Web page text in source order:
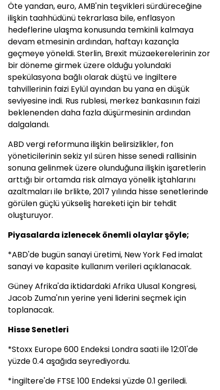
Öte yandan, euro, AMB'nin teşvikleri sürdüreceğine
ilişkin taahhüdünü tekrarlasa bile, enflasyon
hedeflerine ulaşma konusunda temkinli kalmaya
devam etmesinin ardından, haftayı kazançla
geçmeye yöneldi. Sterlin, Brexit müzaekerelerinin zor
bir döneme girmek üzere olduğu yolundaki
spekülasyona bağlı olarak düştü ve İngiltere
tahvillerinin faizi Eylül ayından bu yana en düşük
seviyesine indi. Rus rublesi, merkez bankasının faizi
beklenenden daha fazla düşürmesinin ardından
dalgalandı.
ABD vergi reformuna ilişkin belirsizlikler, fon
yöneticilerinin sekiz yıl süren hisse senedi rallisinin
sonuna gelinmek üzere olunduğuna ilişkin işaretlerin
arttığı bir ortamda risk almaya yönelik iştahlarını
azaltmaları ile brlikte, 2017 yılında hisse senetlerinde
görülen güçlü yükseliş hareketi için bir tehdit
oluşturuyor.
Piyasalarda izlenecek önemli olaylar şöyle;
*ABD'de bugün sanayi üretimi, New York Fed imalat
sanayi ve kapasite kullanım verileri açıklanacak.
Güney Afrika'da iktidardaki Afrika Ulusal Kongresi,
Jacob Zuma'nın yerine yeni liderini seçmek için
toplanacak.
Hisse Senetleri
*Stoxx Europe 600 Endeksi Londra saati ile 12:01'de
yüzde 0.4 aşağıda seyrediyordu.
*İngiltere'de FTSE 100 Endeksi yüzde 0.1 geriledi.